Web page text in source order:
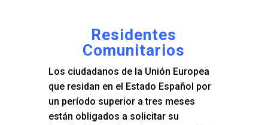
Residentes
Comunitarios
Los ciudadanos de la Unión Europea
que residan en el Estado Español por
un período superior a tres meses
están obligados a solicitar su